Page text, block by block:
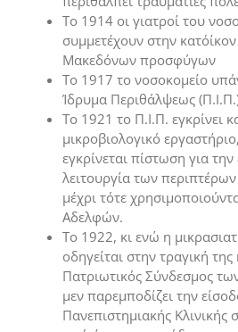
Το 1914 οι γιατροί του
συμμετέχουν στην
Μακεδόνων προσφύγων
Το 1917 το νοσοκομείο
Ίδρυμα Περιθάλψεως
Το 1921 το Π.Ι.Π. εγκρίνει
μικροβιολογικό
εγκρίνεται πίστωση για την
λειτουργία των
μέχρι τότε
Αδελφών.
Το 1922, κι ενώ η
οδηγείται στην τραγική
Πατριωτικός Σύνδεσμος
μεν παρεμποδίζει την
Πανεπιστημιακής Κλινικής